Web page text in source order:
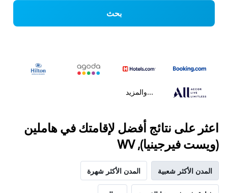
بحث
...والمزيد
اعثر على نتائج أفضل لإقامتك في هاملين
(ويست فيرجينيا), WV
المدن الأكثر شعبية المدن الأكثر شهرة